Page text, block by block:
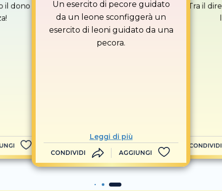
il dono
Un esercito di pecore guidato
da un leone sconfiggerà un
esercito di leoni guidato da una
pecora.
Leggi di più
CONDIVIDI AGGIUNGI
Tra il
CONDIVIDI